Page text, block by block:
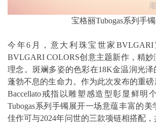
宝格丽Tubogas系列手镯
今年6月，意大利珠宝世家
BVLGARI COLORS创意主题新作，精
理念。斑斓多姿的色彩在18K金温润光泽
蓬勃不息的生命力。作为此次发布的重
Baccellato戒指以雕塑感造型彰显鲜明
Tubogas系列手镯展开一场意蕴丰富的
佳作可与2024年问世的三款项链相搭配